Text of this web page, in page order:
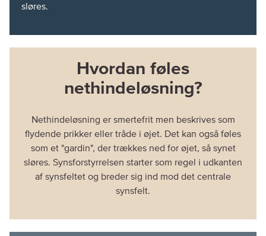
sløres.
Hvordan føles
nethindeløsning?
Nethindeløsning er smertefrit men beskrives som
flydende prikker eller tråde i øjet. Det kan også føles
som et "gardin", der trækkes ned for øjet, så synet
sløres. Synsforstyrrelsen starter som regel i udkanten
af synsfeltet og breder sig ind mod det centrale
synsfelt.